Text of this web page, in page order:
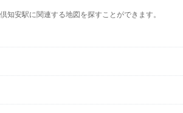
知安駅に関連する地図を探すことができます。